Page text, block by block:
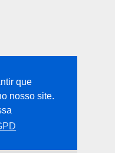
que
nosso site.